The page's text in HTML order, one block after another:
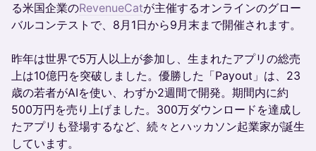
る米国企業のRevenueCatが主催するオンラインのグロー
バルコンテストで、8月1日から9月末まで開催されます。
昨年は世界で5万人以上が参加し、生まれたアプリの総売
上は10億円を突破しました。優勝した「Payout」は、23
歳の若者がAIを使い、わずか2週間で開発。期間内に約
500万円を売り上げました。300万ダウンロードを達成し
たアプリも登場するなど、続々とハッカソン起業家が誕生
しています。